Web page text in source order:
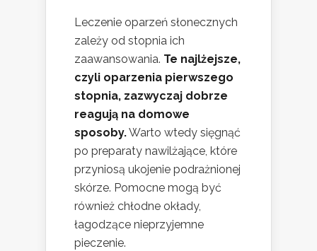
Leczenie oparzeń słonecznych
zależy od stopnia ich
zaawansowania. Te najlżejsze,
czyli oparzenia pierwszego
stopnia, zazwyczaj dobrze
reagują na domowe
sposoby.Warto wtedy sięgnąć
po preparaty nawilżające, które
przyniosą ukojenie podrażnionej
skórze. Pomocne mogą być
również chłodne okłady,
łagodzące nieprzyjemne
pieczenie.